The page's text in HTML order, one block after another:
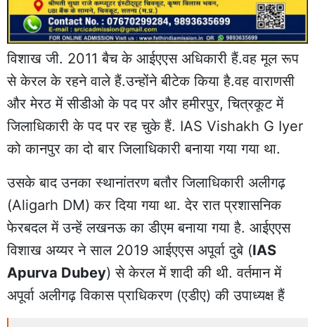
विशाख जी. 2011 बैच के आईएएस अधिकारी हैं.वह मूल रूप
से केरल के रहने वाले हैं.उन्होंने बीटेक किया है.वह वाराणसी
और मेरठ में सीडीओ के पद पर और हमीरपुर, चित्रकूट में
जिलाधिकारी के पद पर रह चुके हैं. IAS Vishakh G Iyer
को कानपुर का दो बार जिलाधिकारी बनाया गया गया था.
उसके बाद उनका स्थानांतरण बतौर जिलाधिकारी अलीगढ़
(Aligarh DM) कर दिया गया था. देर रात प्रशासनिक
फेरबदल में उन्हें लखनऊ का डीएम बनाया गया है. आईएएस
विशाख अय्यर ने साल 2019 आईएएस अपूर्वा दुबे (IAS
Apurva Dubey) से केरल में शादी की थी. वर्तमान में
अपूर्वा अलीगढ़ विकास प्राधिकरण (एडीए) की उपाध्यक्ष हैं